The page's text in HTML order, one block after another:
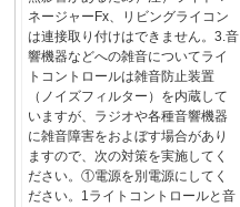
ネージャーFx、リビングライコン
は連接取り付けはできません。3.音
響機器などへの雑音についてライ
トコントロールは雑音防止装置
（ノイズフィルター）を内蔵して
いますが、ラジオや各種音響機器
に雑音障害をおよぼす場合があり
ますので、次の対策を実施してく
ださい。①電源を別電源にしてく
ださい。1ライトコントロールと音